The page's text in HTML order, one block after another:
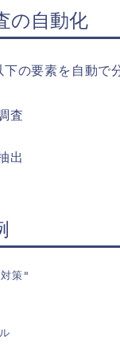
の自動化
の要素を自動で
査
出
策"